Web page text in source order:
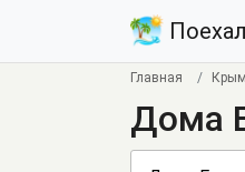
Главная Крым
Дома